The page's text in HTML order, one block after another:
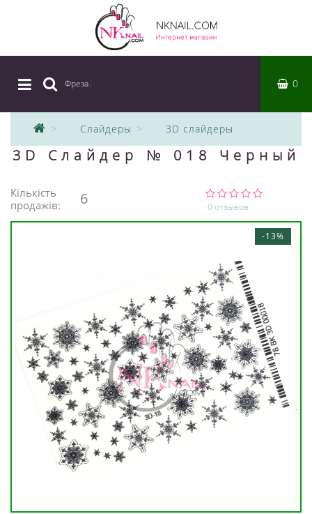
Фреза| 0
Слайдеры 3D слайдеры
3D Слайдер № 018 Черный
Кількість
продажів:
6 0 отзывов
-13%